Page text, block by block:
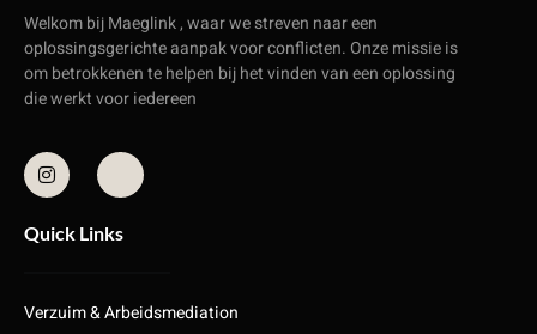
Welkom bij Maeglink , waar we streven naar een
oplossingsgerichte aanpak voor conflicten. Onze missie is
om betrokkenen te helpen bij het vinden van een oplossing
die werkt voor iedereen
Quick Links
Verzuim & Arbeidsmediation